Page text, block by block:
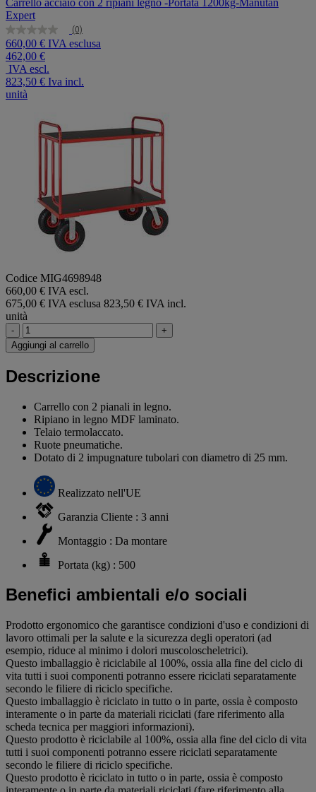
Expert
Nessuna
valutazione
Stesso
link
alla
pagina.
(0)
660,00 € IVA esclusa
462,00 €
IVA escl.
823,50 € Iva incl.
unità
Codice MIG4698948
660,00 € IVA escl.
675,00 € IVA esclusa 823,50 € IVA incl.
unità
-
+
Aggiungi al carrello
Descrizione
Carrello con 2 pianali in legno.
Ripiano in legno MDF laminato.
Telaio termolaccato.
Ruote pneumatiche.
Dotato di 2 impugnature tubolari con diametro di 25 mm.
Realizzato nell'UE
Garanzia Cliente : 3 anni
Montaggio : Da montare
Portata (kg) : 500
Benefici ambientali e/o sociali
Prodotto ergonomico che garantisce condizioni d'uso e condizioni di
lavoro ottimali per la salute e la sicurezza degli operatori (ad
esempio, riduce al minimo i dolori muscoloscheletrici).
Questo imballaggio è riciclabile al 100%, ossia alla fine del ciclo di
vita tutti i suoi componenti potranno essere riciclati separatamente
secondo le filiere di riciclo specifiche.
Questo imballaggio è riciclato in tutto o in parte, ossia è composto
interamente o in parte da materiali riciclati (fare riferimento alla
scheda tecnica per maggiori informazioni).
Questo prodotto è riciclabile al 100%, ossia alla fine del ciclo di vita
tutti i suoi componenti potranno essere riciclati separatamente
secondo le filiere di riciclo specifiche.
Questo prodotto è riciclato in tutto o in parte, ossia è composto